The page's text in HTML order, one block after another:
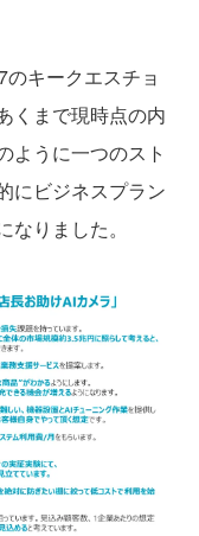
キークエスチョ
くまで現時点の内
ように一つのスト
にビジネスプラン
りました。